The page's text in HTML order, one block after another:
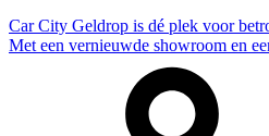
Car City Geldrop is dé plek voor
Met een vernieuwde showroom en